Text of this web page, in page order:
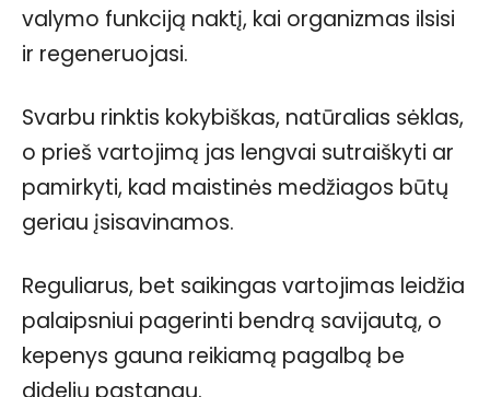
valymo funkciją naktį, kai organizmas ilsisi
ir regeneruojasi.
Svarbu rinktis kokybiškas, natūralias sėklas,
o prieš vartojimą jas lengvai sutraiškyti ar
pamirkyti, kad maistinės medžiagos būtų
geriau įsisavinamos.
Reguliarus, bet saikingas vartojimas leidžia
palaipsniui pagerinti bendrą savijautą, o
kepenys gauna reikiamą pagalbą be
didelių pastangų.